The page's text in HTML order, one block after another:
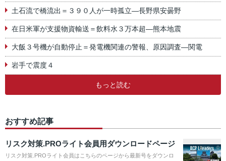
土石流で橋流出＝３９０人が一時孤立―長野県安曇野
在日米軍が支援物資輸送＝飲料水３万本超―熊本地震
大飯３号機が自動停止＝発電機関連の警報、原因調査―関電
岩手で震度４
もっと読む
おすすめ記事
リスク対策.PROライト会員用ダウンロードページ
リスク対策.PROライト会員はこちらのページから最新号をダウンロ